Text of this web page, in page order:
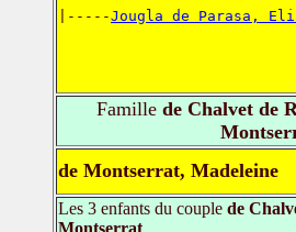
|-----Jougla de Parasa,
Famillede Chalvet de
de Montserrat, Madeleine
Les 3 enfants du couple de
Montserrat